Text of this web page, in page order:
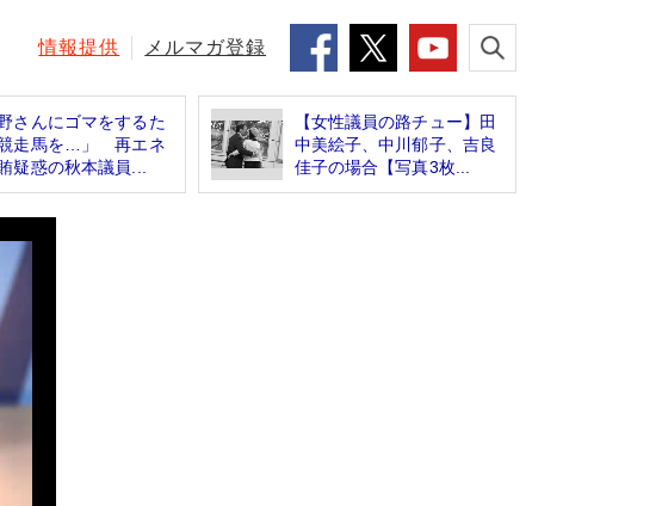
情報提供 メルマガ登録
野さんにゴマをするた
走馬を…」 再エネ
疑惑の秋本議員...
【女性議員の路チュー】田
中美絵子、中川郁子、吉良
佳子の場合【写真3枚...